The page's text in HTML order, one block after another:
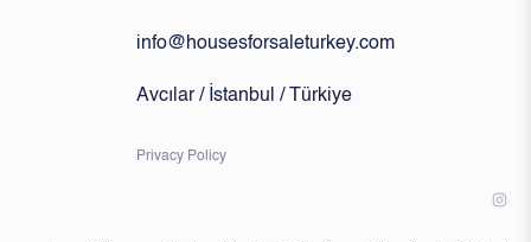
info@housesforsaleturkey.com
Avcılar / İstanbul / Türkiye
Privacy Policy